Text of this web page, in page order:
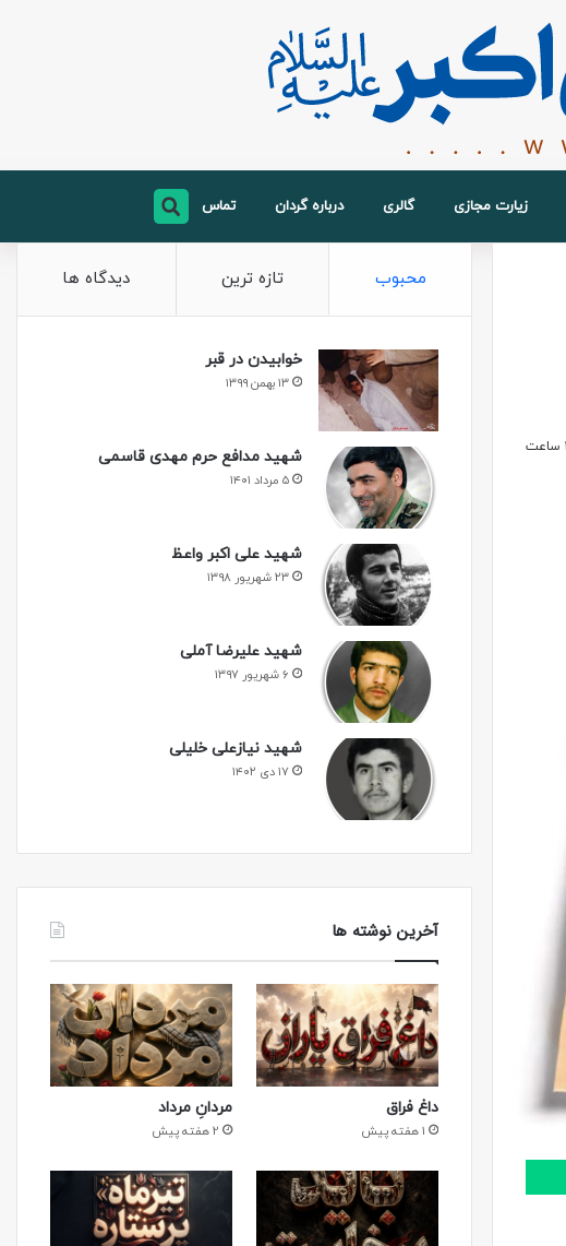
زیارت مجازی گالری درباره گردان تماس
محبوب تازه ترین دیدگاه ها
خوابیدن در قبر
۱۳ بهمن ۱۳۹۹
شهید مدافع حرم مهدی قاسمی
۵ مرداد ۱۴۰۱
شهید علی اکبر واعظ
۲۳ شهریور ۱۳۹۸
شهید علیرضا آملی
۶ شهریور ۱۳۹۷
شهید نیازعلی خلیلی
۱۷ دی ۱۴۰۲
آخرین نوشته ها
داغ فراق
1 هفته پیش
مردانِ مرداد
2 هفته پیش